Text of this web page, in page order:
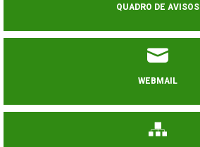
QUADRO DE AVISOS
WEBMAIL